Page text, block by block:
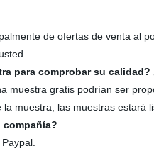
de ofertas de venta al
para comprobar su
gratis podrían ser
las muestras estará
compañía?